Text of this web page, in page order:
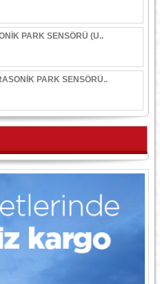
PARK SENSÖRÜ (U..
PARK SENSÖRÜ..